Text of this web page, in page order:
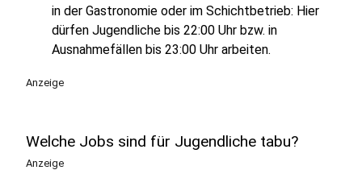
in der Gastronomie oder im Schichtbetrieb: Hier
dürfen Jugendliche bis 22:00 Uhr bzw. in
Ausnahmefällen bis 23:00 Uhr arbeiten.
Anzeige
Welche Jobs sind für Jugendliche tabu?
Anzeige